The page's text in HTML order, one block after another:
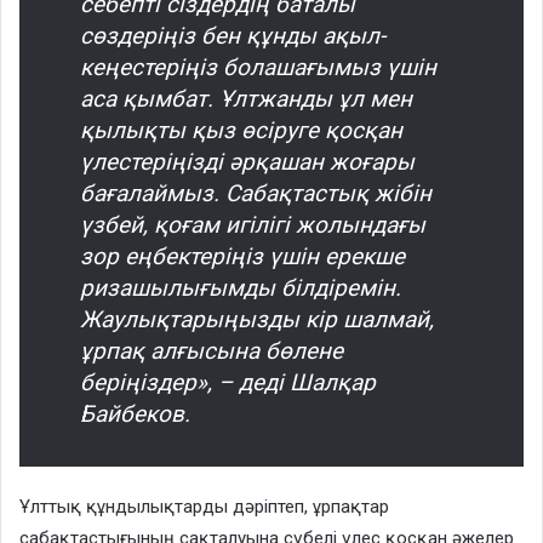
сөздеріңіз бен құнды ақыл-
кеңестеріңіз болашағымыз үшін
аса қымбат. Ұлтжанды ұл мен
қылықты қыз өсіруге қосқан
үлестеріңізді әрқашан жоғары
бағалаймыз. Сабақтастық жібін
үзбей, қоғам игілігі жолындағы
зор еңбектеріңіз үшін ерекше
ризашылығымды білдіремін.
Жаулықтарыңызды кір шалмай,
ұрпақ алғысына бөлене
беріңіздер», – деді Шалқар
Байбеков.
Ұлттық құндылықтарды дәріптеп, ұрпақтар
сабақтастығының сақталуына сүбелі үлес қосқан әжелер